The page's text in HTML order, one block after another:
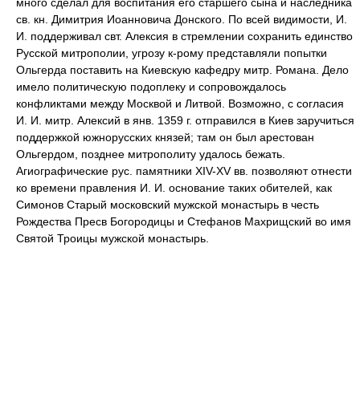
св. кн. Димитрия Иоанновича Донского. По всей видимости, И.
И. поддерживал свт. Алексия в стремлении сохранить единство
Русской митрополии, угрозу к-рому представляли попытки
Ольгерда поставить на Киевскую кафедру митр. Романа. Дело
имело политическую подоплеку и сопровождалось
конфликтами между Москвой и Литвой. Возможно, с согласия
И. И. митр. Алексий в янв. 1359 г. отправился в Киев заручиться
поддержкой южнорусских князей; там он был арестован
Ольгердом, позднее митрополиту удалось бежать.
Агиографические рус. памятники XIV-XV вв. позволяют отнести
ко времени правления И. И. основание таких обителей, как
Симонов Старый московский мужской монастырь в честь
Рождества Пресв Богородицы и Стефанов Махрищский во имя
Святой Троицы мужской монастырь.